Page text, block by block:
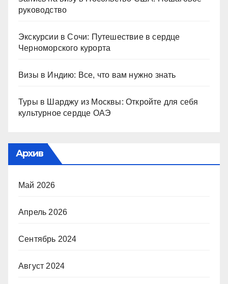
руководство
Экскурсии в Сочи: Путешествие в сердце
Черноморского курорта
Визы в Индию: Все, что вам нужно знать
Туры в Шарджу из Москвы: Откройте для себя
культурное сердце ОАЭ
Архив
Май 2026
Апрель 2026
Сентябрь 2024
Август 2024